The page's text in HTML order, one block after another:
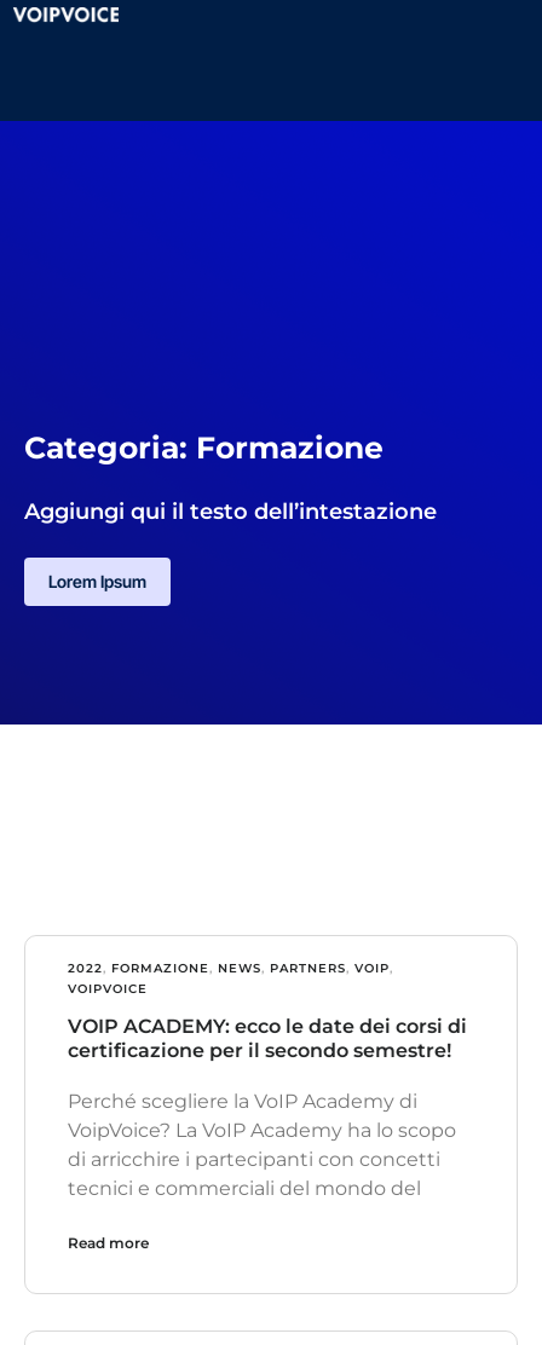
Categoria: Formazione
Aggiungi qui il testo dell’intestazione
Lorem Ipsum
2022, FORMAZIONE, NEWS, PARTNERS, VOIP,
VOIPVOICE
VOIP ACADEMY: ecco le date dei corsi di
certificazione per il secondo semestre!
Perché scegliere la VoIP Academy di
VoipVoice? La VoIP Academy ha lo scopo
di arricchire i partecipanti con concetti
tecnici e commerciali del mondo del
Read more